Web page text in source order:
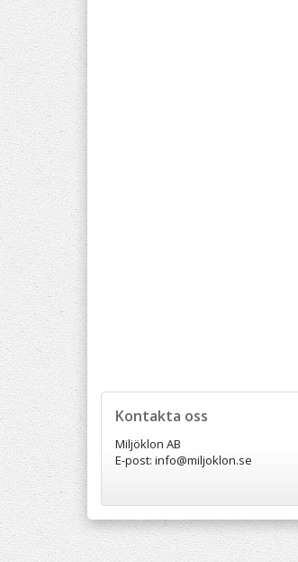
Kontakta oss
Miljöklon AB
E-post: info@miljoklon.se